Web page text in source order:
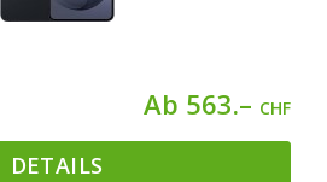
Ab 563.– CHF
DETAILS